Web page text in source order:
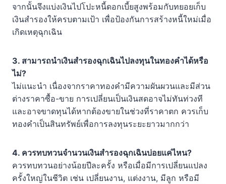
จากนั้นจึงแบ่งเงินไปโปะหนี้ดอกเบี้ยสูงพร้อมกับทยอยเก็บ
เงินสำรองให้ครบตามเป้า เพื่อป้องกันการสร้างหนี้ใหม่เมื่อ
เกิดเหตุฉุกเฉิน
3. สามารถนำเงินสำรองฉุกเฉินไปลงทุนในทองคำได้หรือ
ไม่?
ไม่แนะนำ เนื่องจากราคาทองคำมีความผันผวนและมีส่วน
ต่างราคาซื้อ-ขาย การเปลี่ยนเป็นเงินสดอาจไม่ทันท่วงที
และอาจขาดทุนได้หากต้องขายในช่วงที่ราคาตก ควรเก็บ
ทองคำเป็นสินทรัพย์เพื่อการลงทุนระยะยาวมากกว่า
4. ควรทบทวนจำนวนเงินสำรองฉุกเฉินบ่อยแค่ไหน?
ควรทบทวนอย่างน้อยปีละครั้ง หรือเมื่อมีการเปลี่ยนแปลง
ครั้งใหญ่ในชีวิต เช่น เปลี่ยนงาน, แต่งงาน, มีลูก หรือมี